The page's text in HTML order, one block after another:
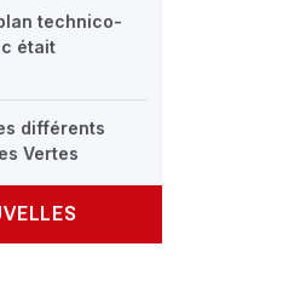
technico-
était
différents
Vertes